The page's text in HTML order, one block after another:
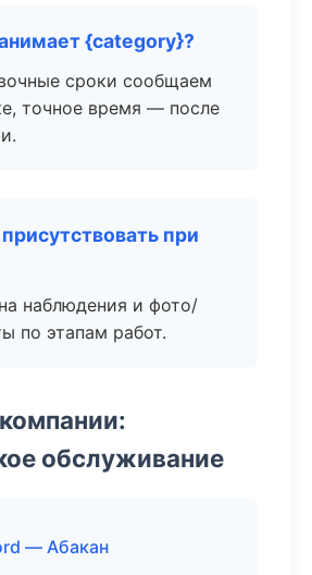
{category}?
сроки сообщаем
точное время — после
при
наблюдения и фото/
по этапам работ.
обслуживание
— Абакан